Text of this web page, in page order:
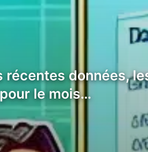
récentes données,
le mois…